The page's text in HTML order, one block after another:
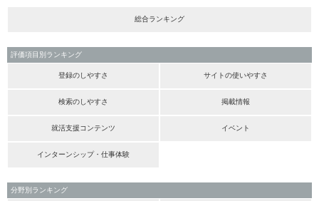
総合ランキング
評価項目別ランキング
登録のしやすさ サイトの使いやすさ
検索のしやすさ 掲載情報
就活支援コンテンツ イベント
インターンシップ・仕事体験
分野別ランキング